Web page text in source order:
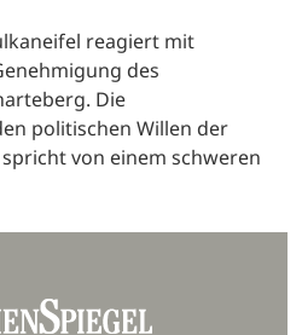
reagiert mit
des
Die
politischen Willen der
von einem schweren